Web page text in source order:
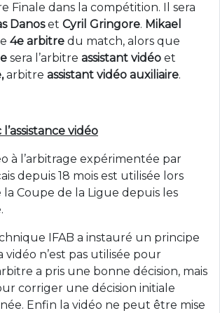
Finale dans la compétition. Il sera
Danoset Cyril Gringore. Mikael
4e arbitre du match, alors que
sera l’arbitre assistant vidéo et
arbitre assistant vidéo auxiliaire.
vidéo
à l’arbitrage expérimentée par
depuis 18 mois est utilisée lors
Coupe de la Ligue depuis les
IFAB a instauré un principe
n’est pas utilisée pour
a pris une bonne décision, mais
corriger une décision initiale
Enfin la vidéo ne peut être mise